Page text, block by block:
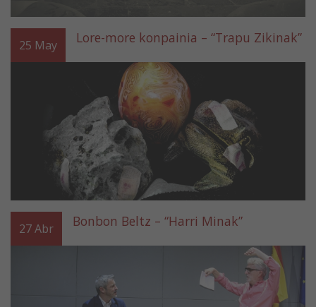
25 May Lore-more konpainia – “Trapu Zikinak”
27Abr Bonbon Beltz – “Harri Minak”